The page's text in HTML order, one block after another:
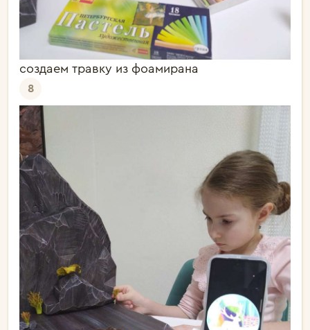
создаем травку из фоамирана
8